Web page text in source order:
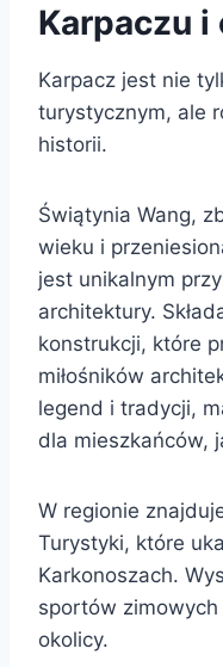
Karpaczu i
Karpacz jest nie
turystycznym, ale
historii.
Świątynia Wang,
wieku i
jest unikalnym
architektury.
konstrukcji, które
miłośników
legend i tradycji,
dla mieszkańców,
W regionie
Turystyki, które
Karkonoszach.
sportów
okolicy.